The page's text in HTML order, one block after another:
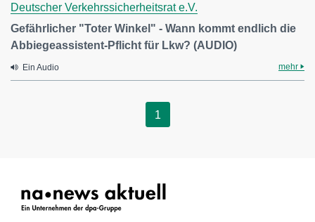
Deutscher Verkehrssicherheitsrat e.V.
Gefährlicher "Toter Winkel" - Wann kommt endlich die
Abbiegeassistent-Pflicht für Lkw? (AUDIO)
Ein Audio mehr
1